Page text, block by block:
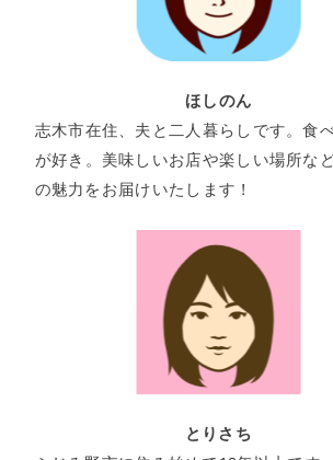
ほしのん
志木市在住、夫と二人暮らしです。食
が好き。美味しいお店や楽しい場所な
の魅力をお届けいたします！
とりさち